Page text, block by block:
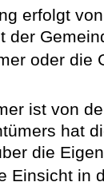
erfolgt
der
oder die
ist von
hat
die
Einsicht in